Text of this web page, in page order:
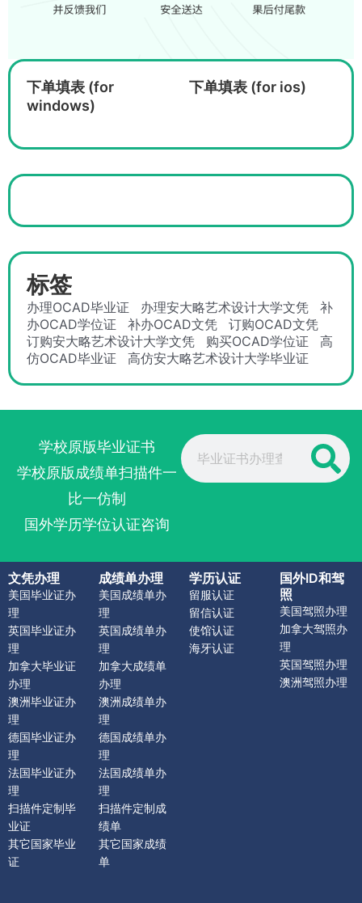
下单填表 (for
windows)
下单填表 (for ios)
标签
办理OCAD毕业证 办理安大略艺术设计大学文凭
补
办OCAD学位证
补办OCAD文凭
订购OCAD文凭
订购安大略艺术设计大学文凭
购买OCAD学位证
高
仿OCAD毕业证
高仿安大略艺术设计大学毕业证
学校原版毕业证书
学校原版成绩单扫描件一
比一仿制
国外学历学位认证咨询
Search
文凭办理
美国毕业证办
理
英国毕业证办
理
加拿大毕业证
办理
澳洲毕业证办
理
德国毕业证办
理
法国毕业证办
理
扫描件定制毕
业证
其它国家毕业
证
成绩单办理
美国成绩单办
理
英国成绩单办
理
加拿大成绩单
办理
澳洲成绩单办
理
德国成绩单办
理
法国成绩单办
理
扫描件定制成
绩单
其它国家成绩
单
学历认证
留服认证
留信认证
使馆认证
海牙认证
国外ID和驾
照
美国驾照办理
加拿大驾照办
理
英国驾照办理
澳洲驾照办理